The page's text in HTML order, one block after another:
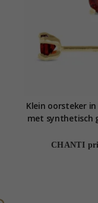
Klein oorsteker
met synthetisch
CHANTI